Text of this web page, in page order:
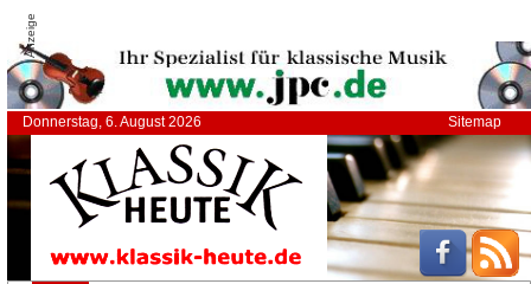
Anzeige
Donnerstag, 6. August 2026 Sitemap